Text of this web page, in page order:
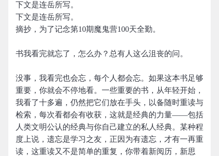
下文是连岳所写。
下文是连岳所写。
摘抄，为了记念第10期魔鬼营100天全勤。
书我看完就忘了，怎么办？总有人这么沮丧的问。
没事，我看完也会忘，每个人都会忘。如果这本书足够
重要，你就会不停地看。一些重要的书，从年轻开始，
我看了十多遍，仍然把它们放在手头，以备随时重读与
检索，每次看都会有收获，这就是经典的力量——包括
人类文明公认的经典与你自己建立的私人经典。某种程
度上说，遗忘是学习之友，正因为有遗忘，才有一再重
读，这重读又不是简单的重复，你带着新阅历，新思